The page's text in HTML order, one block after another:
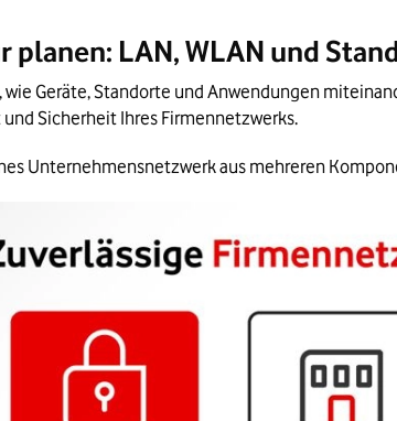
LAN, WLAN und
Geräte, Standorte und Anwendungen
Sicherheit Ihres Firmennetzwerks.
Unternehmensnetzwerk aus mehreren